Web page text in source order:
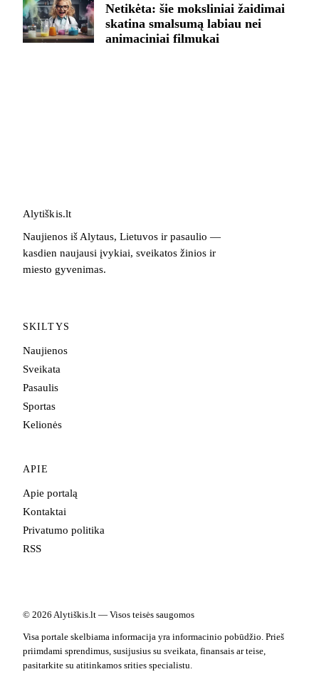
Netikėta: šie moksliniai žaidimai
skatina smalsumą labiau nei
animaciniai filmukai
Alytiškis.lt
Naujienos iš Alytaus, Lietuvos ir pasaulio —
kasdien naujausi įvykiai, sveikatos žinios ir
miesto gyvenimas.
SKILTYS
Naujienos
Sveikata
Pasaulis
Sportas
Kelionės
APIE
Apie portalą
Kontaktai
Privatumo politika
RSS
© 2026 Alytiškis.lt — Visos teisės saugomos
Visa portale skelbiama informacija yra informacinio pobūdžio. Prieš
priimdami sprendimus, susijusius su sveikata, finansais ar teise,
pasitarkite su atitinkamos srities specialistu.